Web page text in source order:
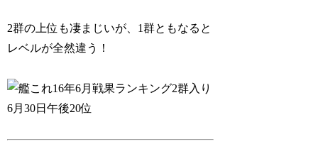
2群の上位も凄まじいが、1群ともなると
レベルが全然違う！